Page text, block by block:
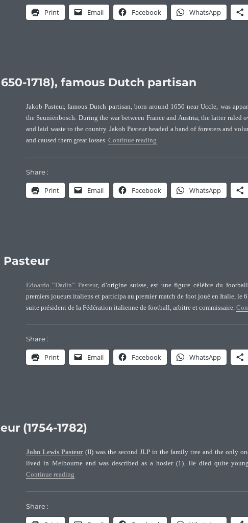
Print Email Facebook WhatsApp
1718), famous Dutch partisan
Jakob Pasteur, famous Dutch partisan, born around 1650 near Uccle, was
the Seuniënbosch. During the war between France and Austria, the latter ruled
and laid waste to the country. Jakob Pasteur headed a band of foresters and
and caused them great losses. Continue reading“Jakob Pasteur (1650-1718),
Share :
Print Email Facebook WhatsApp
Pasteur
Edoardo “Dadin” Pasteur, d’origine suisse, est une figure célèbre du
premiers joueurs italiens et participa au premier match de foot joué en Italie, le
suite président de la Fédération italienne de football, arbitre et commissaire.
Share :
Print Email Facebook WhatsApp
(1754-1782)
John Lewis Pasteur(II) was the second JLP in the family tree and the only
lived in Melbourne and was described as a hosier (1). He died quite
Continue reading“John Lewis Pasteur (1754-1782)”
Share :